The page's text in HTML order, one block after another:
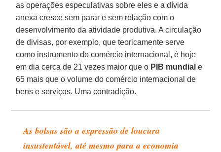
as operações especulativas sobre eles e a dívida
anexa cresce sem parar e sem relação com o
desenvolvimento da atividade produtiva. A circulação
de divisas, por exemplo, que teoricamente serve
como instrumento do comércio internacional, é hoje
em dia cerca de 21 vezes maior que o PIB mundial e
65 mais que o volume do comércio internacional de
bens e serviços. Uma contradição.
As bolsas são a expressão de loucura
insustentável, até mesmo para a economia